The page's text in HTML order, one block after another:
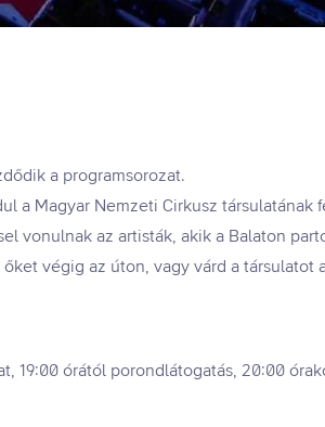
a programsorozat.
a Magyar Nemzeti Cirkusz társulatának
vonulnak az artisták, akik a Balaton
végig az úton, vagy várd a társulatot
19:00 órától porondlátogatás, 20:00